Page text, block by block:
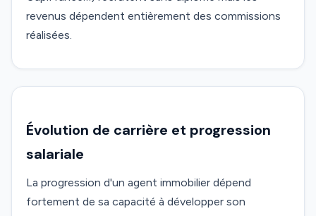
revenus dépendent entièrement des commissions
réalisées.
Évolution de carrière et progression
salariale
La progression d'un agent immobilier dépend
fortement de sa capacité à développer son